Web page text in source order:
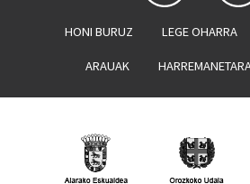
HONI BURUZ LEGE OHARRA
ARAUAK